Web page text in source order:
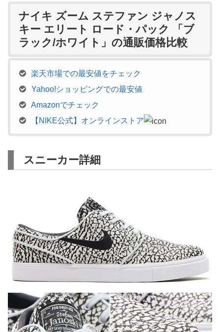
ナイキ ズーム ステファン ジャノス
キー エリート ロード・パック 「ブ
ラック/ホワイト」の通販価格比較
楽天市場での最安値をチェック
Yahoo!ショッピングでの最安値
Amazonでチェック
【NIKE公式】オンラインストア
スニーカー詳細